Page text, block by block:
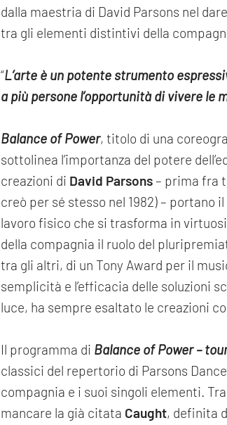
dalla maestria di David Parsons nel
tra gli elementi distintivi della
“L’arte è un potente strumento
a più persone l’opportunità di vivere le
Balance of Power, titolo di una
sottolinea l’importanza del potere
creazioni di David Parsons– prima fra
creò per sé stesso nel 1982) – portano
lavoro fisico che si trasforma in
della compagnia il ruolo del
tra gli altri, di un Tony Award per il
semplicità e l’efficacia delle soluzioni
luce, ha sempre esaltato le creazioni
Il programma di Balance of Power –
classici del repertorio di Parsons
compagnia e i suoi singoli elementi.
mancare la già citata Caught, definita